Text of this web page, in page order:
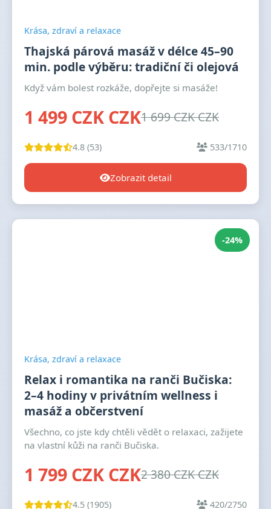
Krása, zdraví a relaxace
Thajská párová masáž v délce 45–90
min. podle výběru: tradiční či olejová
Když vám bolest rozkáže, dopřejte si masáže!
1 499 CZK CZK1 699 CZK CZK
4.8 (53) 533/1710
Zobrazit detail
-24%
Krása, zdraví a relaxace
Relax i romantika na ranči Bučiska:
2–4 hodiny v privátním wellness i
masáž a občerstvení
Všechno, co jste kdy chtěli vědět o relaxaci, zažijete
na vlastní kůži na ranči Bučiska.
1 799 CZK CZK2 380 CZK CZK
4.5 (1905) 420/2750